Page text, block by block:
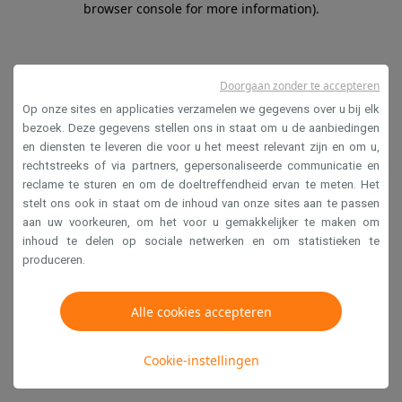
browser console for more information).
Op onze sites en applicaties verzamelen we gegevens over u bij elk
bezoek. Deze gegevens stellen ons in staat om u de aanbiedingen
en diensten te leveren die voor u het meest relevant zijn en om u,
rechtstreeks of via partners, gepersonaliseerde communicatie en
reclame te sturen en om de doeltreffendheid ervan te meten. Het
stelt ons ook in staat om de inhoud van onze sites aan te passen
aan uw voorkeuren, om het voor u gemakkelijker te maken om
inhoud te delen op sociale netwerken en om statistieken te
produceren.
Alle cookies accepteren
Cookie-instellingen
Doorgaan zonder te accepteren